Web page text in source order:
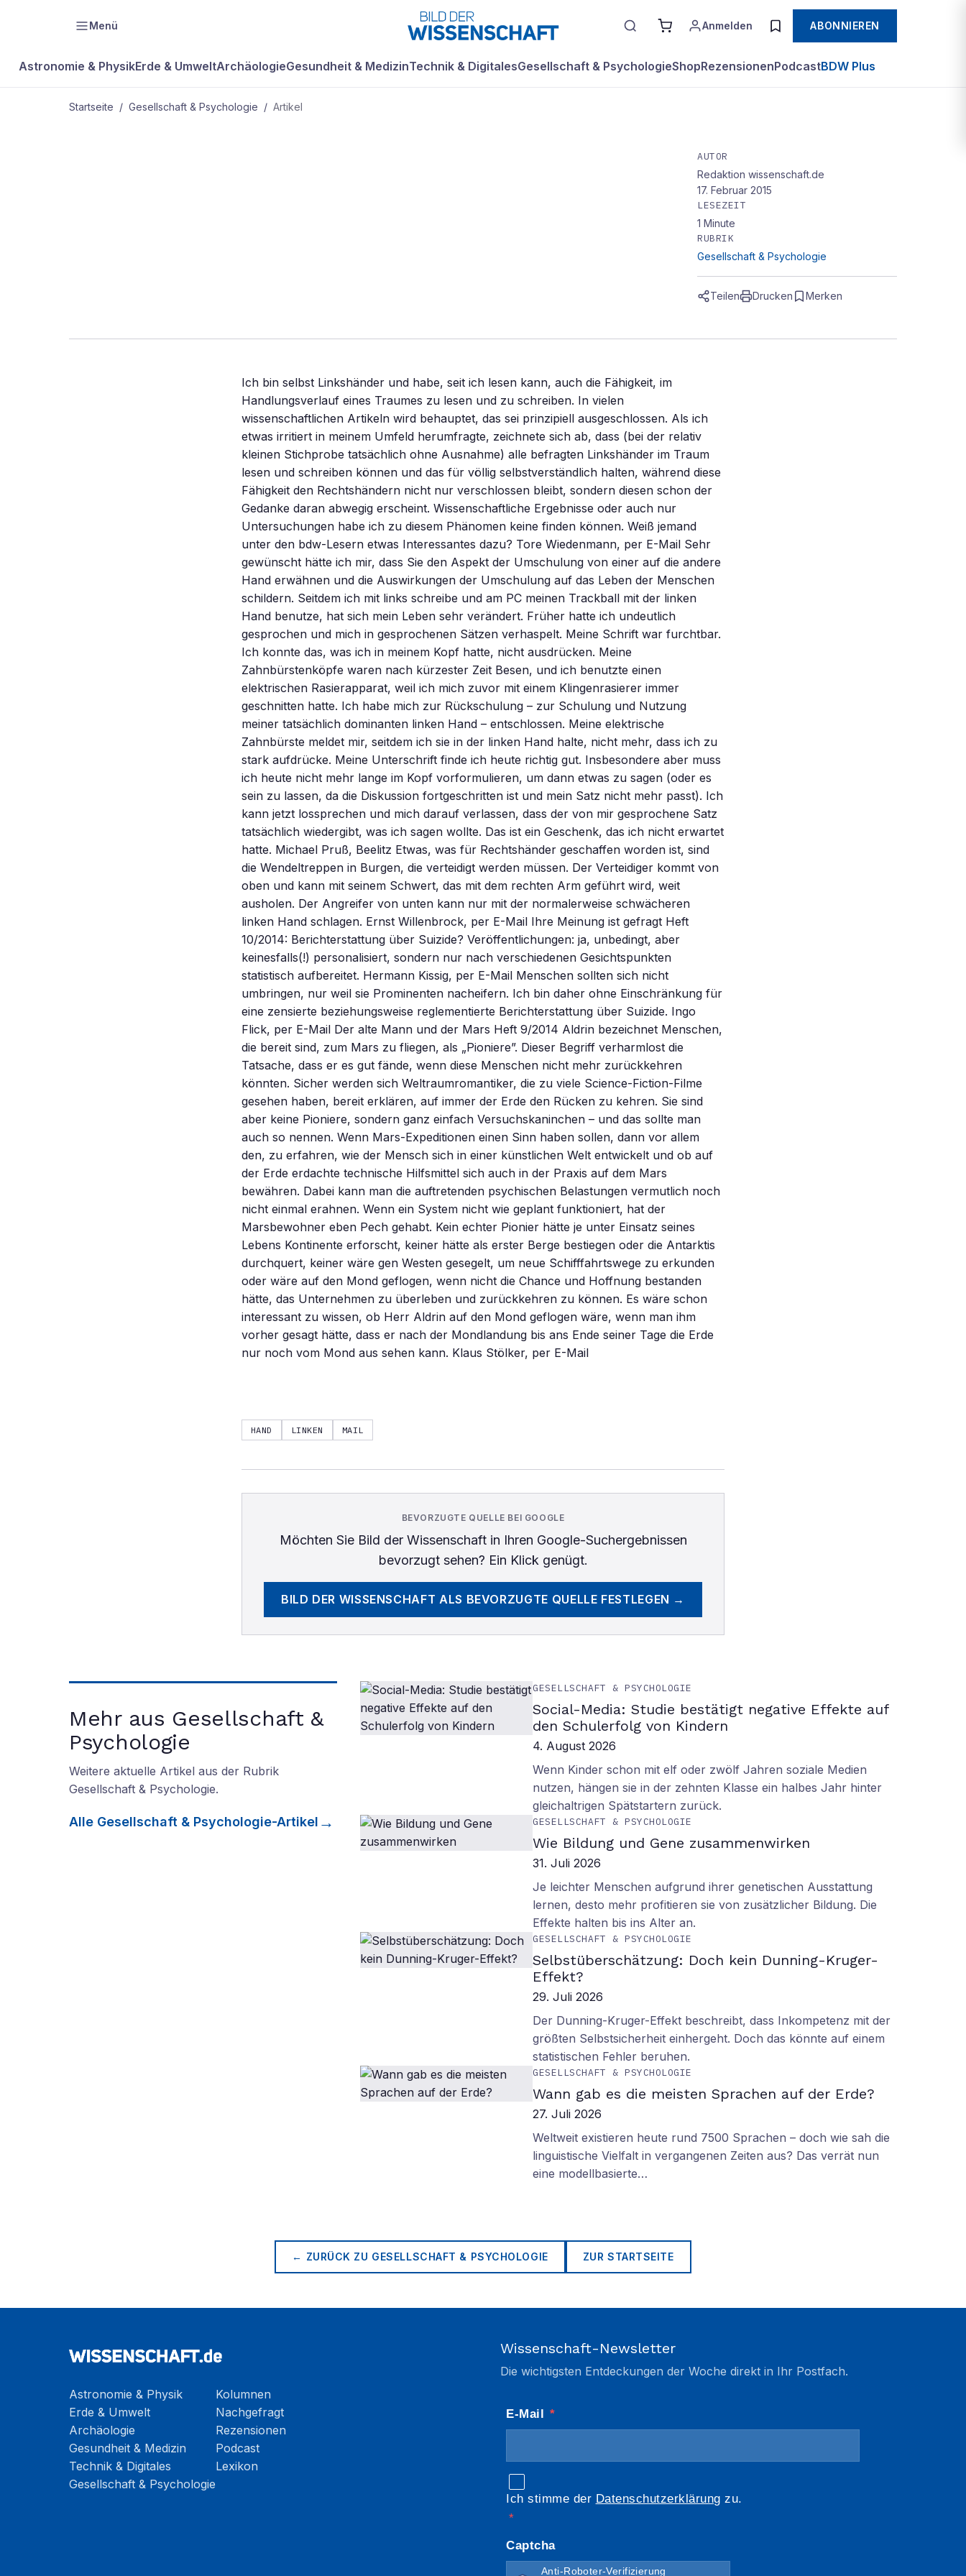
Menü Anmelden ABONNIEREN
Astronomie & PhysikErde & UmweltArchäologieGesundheit & MedizinTechnik & DigitalesGesellschaft & PsychologieShopRezensionenPodcastBDW Plus
Startseite / Gesellschaft & Psychologie / Artikel
AUTOR
Redaktion wissenschaft.de
17. Februar 2015
LESEZEIT
1 Minute
RUBRIK
Gesellschaft & Psychologie
Teilen Drucken Merken
Ich bin selbst Linkshänder und habe, seit ich lesen kann, auch die Fähigkeit, im
Handlungsverlauf eines Traumes zu lesen und zu schreiben. In vielen
wissenschaftlichen Artikeln wird behauptet, das sei prinzipiell ausgeschlossen. Als ich
etwas irritiert in meinem Umfeld herumfragte, zeichnete sich ab, dass (bei der relativ
kleinen Stichprobe tatsächlich ohne Ausnahme) alle befragten Linkshänder im Traum
lesen und schreiben können und das für völlig selbstverständlich halten, während diese
Fähigkeit den Rechtshändern nicht nur verschlossen bleibt, sondern diesen schon der
Gedanke daran abwegig erscheint. Wissenschaftliche Ergebnisse oder auch nur
Untersuchungen habe ich zu diesem Phänomen keine finden können. Weiß jemand
unter den bdw-Lesern etwas Interessantes dazu? Tore Wiedenmann, per E-Mail Sehr
gewünscht hätte ich mir, dass Sie den Aspekt der Umschulung von einer auf die andere
Hand erwähnen und die Auswirkungen der Umschulung auf das Leben der Menschen
schildern. Seitdem ich mit links schreibe und am PC meinen Trackball mit der linken
Hand benutze, hat sich mein Leben sehr verändert. Früher hatte ich undeutlich
gesprochen und mich in gesprochenen Sätzen verhaspelt. Meine Schrift war furchtbar.
Ich konnte das, was ich in meinem Kopf hatte, nicht ausdrücken. Meine
Zahnbürstenköpfe waren nach kürzester Zeit Besen, und ich benutzte einen
elektrischen Rasierapparat, weil ich mich zuvor mit einem Klingenrasierer immer
geschnitten hatte. Ich habe mich zur Rückschulung – zur Schulung und Nutzung
meiner tatsächlich dominanten linken Hand – entschlossen. Meine elektrische
Zahnbürste meldet mir, seitdem ich sie in der linken Hand halte, nicht mehr, dass ich zu
stark aufdrücke. Meine Unterschrift finde ich heute richtig gut. Insbesondere aber muss
ich heute nicht mehr lange im Kopf vorformulieren, um dann etwas zu sagen (oder es
sein zu lassen, da die Diskussion fortgeschritten ist und mein Satz nicht mehr passt). Ich
kann jetzt lossprechen und mich darauf verlassen, dass der von mir gesprochene Satz
tatsächlich wiedergibt, was ich sagen wollte. Das ist ein Geschenk, das ich nicht erwartet
hatte. Michael Pruß, Beelitz Etwas, was für Rechtshänder geschaffen worden ist, sind
die Wendeltreppen in Burgen, die verteidigt werden müssen. Der Verteidiger kommt von
oben und kann mit seinem Schwert, das mit dem rechten Arm geführt wird, weit
ausholen. Der Angreifer von unten kann nur mit der normalerweise schwächeren
linken Hand schlagen. Ernst Willenbrock, per E-Mail Ihre Meinung ist gefragt Heft
10/2014: Berichterstattung über Suizide? Veröffentlichungen: ja, unbedingt, aber
keinesfalls(!) personalisiert, sondern nur nach verschiedenen Gesichtspunkten
statistisch aufbereitet. Hermann Kissig, per E-Mail Menschen sollten sich nicht
umbringen, nur weil sie Prominenten nacheifern. Ich bin daher ohne Einschränkung für
eine zensierte beziehungsweise reglementierte Berichterstattung über Suizide. Ingo
Flick, per E-Mail Der alte Mann und der Mars Heft 9/2014 Aldrin bezeichnet Menschen,
die bereit sind, zum Mars zu fliegen, als „Pioniere”. Dieser Begriff verharmlost die
Tatsache, dass er es gut fände, wenn diese Menschen nicht mehr zurückkehren
könnten. Sicher werden sich Weltraumromantiker, die zu viele Science-Fiction-Filme
gesehen haben, bereit erklären, auf immer der Erde den Rücken zu kehren. Sie sind
aber keine Pioniere, sondern ganz einfach Versuchskaninchen – und das sollte man
auch so nennen. Wenn Mars-Expeditionen einen Sinn haben sollen, dann vor allem
den, zu erfahren, wie der Mensch sich in einer künstlichen Welt entwickelt und ob auf
der Erde erdachte technische Hilfsmittel sich auch in der Praxis auf dem Mars
bewähren. Dabei kann man die auftretenden psychischen Belastungen vermutlich noch
nicht einmal erahnen. Wenn ein System nicht wie geplant funktioniert, hat der
Marsbewohner eben Pech gehabt. Kein echter Pionier hätte je unter Einsatz seines
Lebens Kontinente erforscht, keiner hätte als erster Berge bestiegen oder die Antarktis
durchquert, keiner wäre gen Westen gesegelt, um neue Schifffahrtswege zu erkunden
oder wäre auf den Mond geflogen, wenn nicht die Chance und Hoffnung bestanden
hätte, das Unternehmen zu überleben und zurückkehren zu können. Es wäre schon
interessant zu wissen, ob Herr Aldrin auf den Mond geflogen wäre, wenn man ihm
vorher gesagt hätte, dass er nach der Mondlandung bis ans Ende seiner Tage die Erde
nur noch vom Mond aus sehen kann. Klaus Stölker, per E-Mail
HAND LINKEN MAIL
BEVORZUGTE QUELLE BEI GOOGLE
Möchten Sie Bild der Wissenschaftin Ihren Google-Suchergebnissen
bevorzugt sehen? Ein Klick genügt.
BILD DER WISSENSCHAFT ALS BEVORZUGTE QUELLE FESTLEGEN →
Mehr aus Gesellschaft &
Psychologie
Weitere aktuelle Artikel aus der Rubrik
Gesellschaft & Psychologie.
Alle Gesellschaft & Psychologie-Artikel
GESELLSCHAFT & PSYCHOLOGIE
Social-Media: Studie bestätigt negative Effekte auf
den Schulerfolg von Kindern
4. August 2026
Wenn Kinder schon mit elf oder zwölf Jahren soziale Medien
nutzen, hängen sie in der zehnten Klasse ein halbes Jahr hinter
gleichaltrigen Spätstartern zurück.
GESELLSCHAFT & PSYCHOLOGIE
Wie Bildung und Gene zusammenwirken
31. Juli 2026
Je leichter Menschen aufgrund ihrer genetischen Ausstattung
lernen, desto mehr profitieren sie von zusätzlicher Bildung. Die
Effekte halten bis ins Alter an.
GESELLSCHAFT & PSYCHOLOGIE
Selbstüberschätzung: Doch kein Dunning-Kruger-
Effekt?
29. Juli 2026
Der Dunning-Kruger-Effekt beschreibt, dass Inkompetenz mit der
größten Selbstsicherheit einhergeht. Doch das könnte auf einem
statistischen Fehler beruhen.
GESELLSCHAFT & PSYCHOLOGIE
Wann gab es die meisten Sprachen auf der Erde?
27. Juli 2026
Weltweit existieren heute rund 7500 Sprachen – doch wie sah die
linguistische Vielfalt in vergangenen Zeiten aus? Das verrät nun
eine modellbasierte…
← ZURÜCK ZU GESELLSCHAFT & PSYCHOLOGIE ZUR STARTSEITE
Astronomie & Physik
Erde & Umwelt
Archäologie
Gesundheit & Medizin
Technik & Digitales
Gesellschaft & Psychologie
Kolumnen
Nachgefragt
Rezensionen
Podcast
Lexikon
Wissenschaft-Newsletter
Die wichtigsten Entdeckungen der Woche direkt in Ihr Postfach.